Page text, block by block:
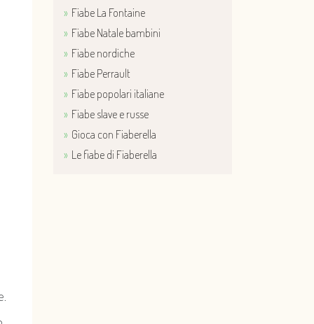
Fiabe La Fontaine
Fiabe Natale bambini
Fiabe nordiche
Fiabe Perrault
Fiabe popolari italiane
Fiabe slave e russe
Gioca con Fiaberella
Le fiabe di Fiaberella